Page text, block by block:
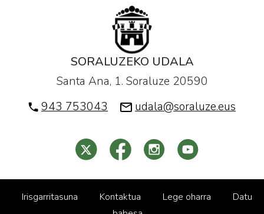
SORALUZEKO UDALA
Santa Ana, 1. Soraluze 20590
943 753043
udala@soraluze.eus
Irisgarritasuna Kontaktua Lege oharra
Datu